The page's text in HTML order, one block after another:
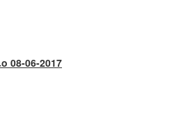
08-06-2017